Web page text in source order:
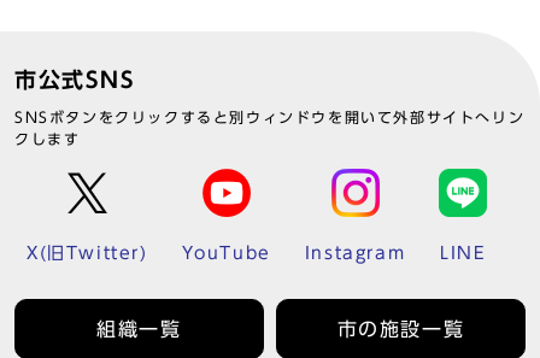
市公式SNS
SNSボタンをクリックすると別ウィンドウを開いて外部サイトへリン
クします
X(旧Twitter) YouTube Instagram LINE
組織一覧 市の施設一覧